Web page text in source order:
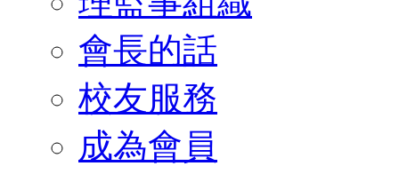
會長的話
校友服務
成為會員